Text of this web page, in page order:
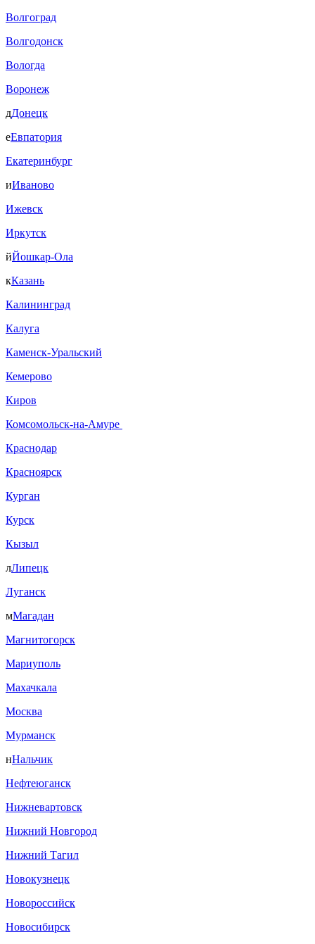
Волгоград
Волгодонск
Вологда
Воронеж
дДонецк
еЕвпатория
Екатеринбург
иИваново
Ижевск
Иркутск
йЙошкар-Ола
кКазань
Калининград
Калуга
Каменск-Уральский
Кемерово
Киров
Комсомольск-на-Амуре
Краснодар
Красноярск
Курган
Курск
Кызыл
лЛипецк
Луганск
мМагадан
Магнитогорск
Мариуполь
Махачкала
Москва
Мурманск
нНальчик
Нефтеюганск
Нижневартовск
Нижний Новгород
Нижний Тагил
Новокузнецк
Новороссийск
Новосибирск